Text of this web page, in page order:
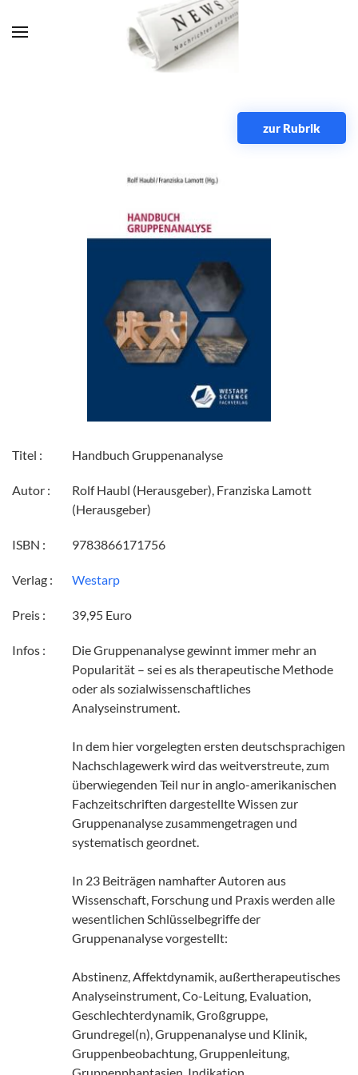
Zum Hauptinhalt springen
zur Rubrik
Titel : Handbuch Gruppenanalyse
Autor :
Rolf Haubl (Herausgeber), Franziska Lamott
(Herausgeber)
ISBN : 9783866171756
Verlag : Westarp
Preis : 39,95 Euro
Infos :
Die Gruppenanalyse gewinnt immer mehr an
Popularität – sei es als therapeutische Methode
oder als sozialwissenschaftliches
Analyseinstrument.
In dem hier vorgelegten ersten deutschsprachigen
Nachschlagewerk wird das weitverstreute, zum
überwiegenden Teil nur in anglo-amerikanischen
Fachzeitschriften dargestellte Wissen zur
Gruppenanalyse zusammengetragen und
systematisch geordnet.
In 23 Beiträgen namhafter Autoren aus
Wissenschaft, Forschung und Praxis werden alle
wesentlichen Schlüsselbegriffe der
Gruppenanalyse vorgestellt:
Abstinenz, Affektdynamik, außertherapeutisches
Analyseinstrument, Co-Leitung, Evaluation,
Geschlechterdynamik, Großgruppe,
Grundregel(n), Gruppenanalyse und Klinik,
Gruppenbeobachtung, Gruppenleitung,